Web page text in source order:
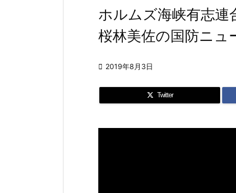
ホルムズ海峡有志
桜林美佐の国防ニュ
 2019年8月3日
Twitter